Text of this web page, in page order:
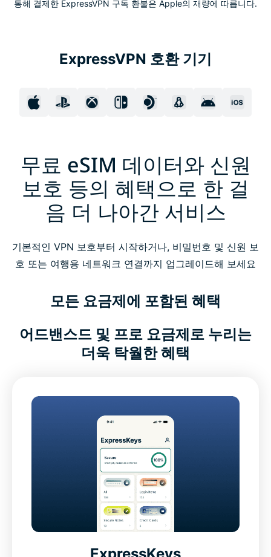
통해 결제한 ExpressVPN 구독 환불은 Apple의 재량에 따릅니다.
ExpressVPN 호환 기기
무료 eSIM 데이터와 신원
보호 등의 혜택으로 한 걸
음 더 나아간 서비스
기본적인 VPN 보호부터 시작하거나, 비밀번호 및 신원 보
호 또는 여행용 네트워크 연결까지 업그레이드해 보세요
모든 요금제에 포함된 혜택
어드밴스드 및 프로 요금제로 누리는
더욱 탁월한 혜택
ExpressKeys